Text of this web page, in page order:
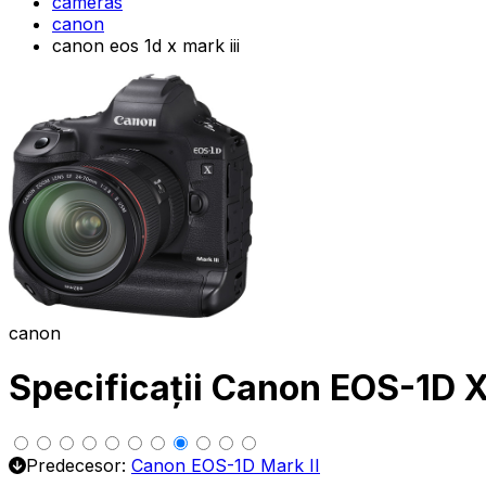
canon
canon eos 1d x mark iii
canon
Specificații Canon EOS-1D
Predecesor: Canon EOS-1D Mark II